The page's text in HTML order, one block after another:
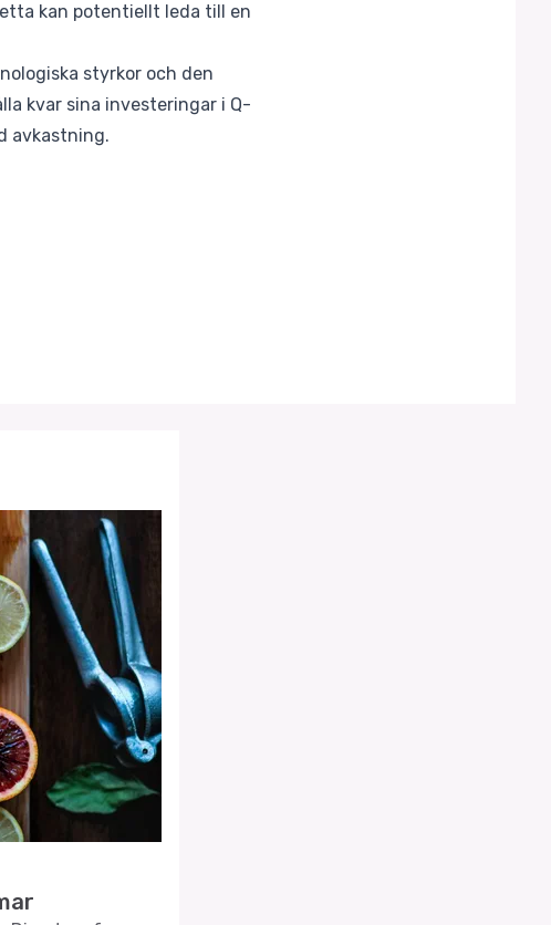
kan potentiellt leda till en
styrkor och den
kvar sina investeringar i Q-
avkastning.